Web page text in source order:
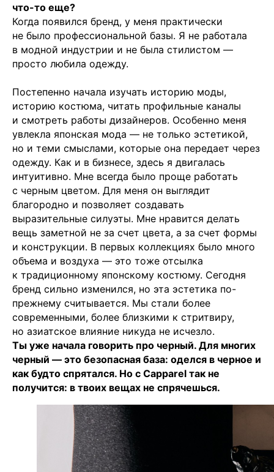
что-то еще?
Когда появился бренд, у меня практически
не было профессиональной базы. Я не работала
в модной индустрии и не была стилистом —
просто любила одежду.
Постепенно начала изучать историю моды,
историю костюма, читать профильные каналы
и смотреть работы дизайнеров. Особенно меня
увлекла японская мода — не только эстетикой,
но и теми смыслами, которые она передает через
одежду. Как и в бизнесе, здесь я двигалась
интуитивно. Мне всегда было проще работать
с черным цветом. Для меня он выглядит
благородно и позволяет создавать
выразительные силуэты. Мне нравится делать
вещь заметной не за счет цвета, а за счет формы
и конструкции. В первых коллекциях было много
объема и воздуха — это тоже отсылка
к традиционному японскому костюму. Сегодня
бренд сильно изменился, но эта эстетика по-
прежнему считывается. Мы стали более
современными, более близкими к стритвиру,
но азиатское влияние никуда не исчезло.
Ты уже начала говорить про черный. Для многих
черный — это безопасная база: оделся в черное и
как будто спрятался. Но с Capparel так не
получится: в твоих вещах не спрячешься.